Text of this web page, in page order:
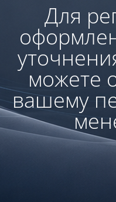
Для
можете
вашему